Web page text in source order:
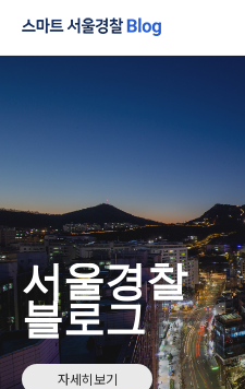
서울경찰
블로그
자세히보기